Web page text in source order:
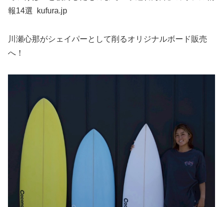
報14選 kufura.jp
川瀬心那がシェイパーとして削るオリジナルボード販売
へ！